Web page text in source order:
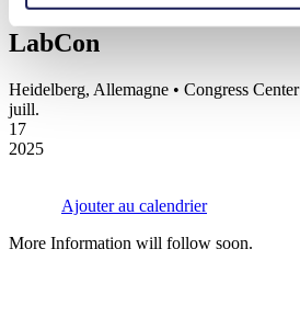
LabCon
Heidelberg, Allemagne • Congress Center
juill.
17
2025
Ajouter au calendrier
More Information will follow soon.